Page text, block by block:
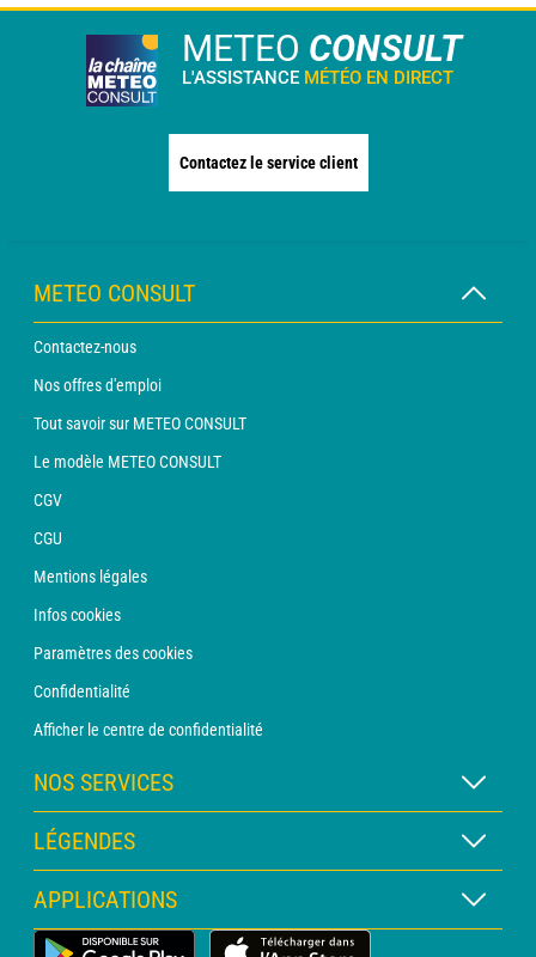
METEO CONSULT
L'ASSISTANCE MÉTÉO EN DIRECT
Contactez le service client
METEO CONSULT
Contactez-nous
Nos offres d'emploi
Tout savoir sur METEO CONSULT
Le modèle METEO CONSULT
CGV
CGU
Mentions légales
Infos cookies
Paramètres des cookies
Confidentialité
Afficher le centre de confidentialité
NOS SERVICES
Abonnement METEO Xpert
Abonnement METEO PRO
Consultation avec un prévisionniste
Bulletin PRO
LÉGENDES
Légende des cartes
Légende des pictogrammes
APPLICATIONS